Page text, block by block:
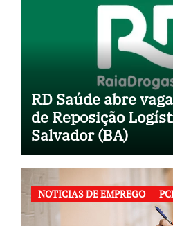
RD Saúde abre
de Reposição
Salvador (BA)
NOTICIAS DE EMPREGO